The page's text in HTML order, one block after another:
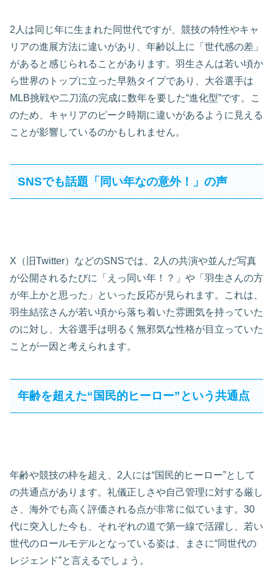
2人は同じ年に生まれた同世代ですが、競技の特性やキャ
リアの進展方法に違いがあり、年齢以上に「世代感の差」
があると感じられることがあります。羽生さんは若い頃か
ら世界のトップに立った早熟タイプであり、大谷選手は
MLB挑戦や二刀流の完成に数年を要した“進化型”です。こ
のため、キャリアのピーク時期に違いがあるように見える
ことが影響しているのかもしれません。
SNSでも話題「同い年なの意外！」の声
X（旧Twitter）などのSNSでは、2人の共演や並んだ写真
が公開されるたびに「えっ同い年！？」や「羽生さんの方
が年上かと思った」といった反応が見られます。これは、
羽生結弦さんが若い頃から落ち着いた雰囲気を持っていた
のに対し、大谷選手は明るく無邪気な性格が目立っていた
ことが一因と考えられます。
年齢を超えた“国民的ヒーロー”という共通点
年齢や競技の枠を超え、2人には“国民的ヒーロー”として
の共通点があります。礼儀正しさや自己管理に対する厳し
さ、海外でも高く評価される点が非常に似ています。30
代に突入した今も、それぞれの道で第一線で活躍し、若い
世代のロールモデルとなっている姿は、まさに“同世代の
レジェンド”と言えるでしょう。